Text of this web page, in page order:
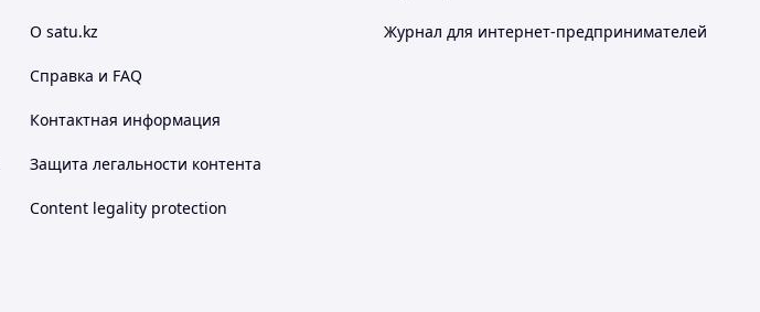
О satu.kz
Справка и FAQ
Контактная информация
Защита легальности контента
Content legality protection
Журнал для интернет-предпринимателей